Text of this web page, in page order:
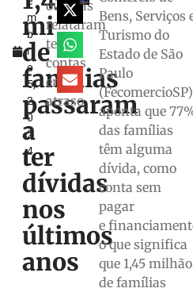
m
b
r
o
5,
2
0
2
4
mi
de
famílias
passaram
a
ter
dívidas
nos
últimos
anos
ouvidas
relataram
ter
contas
em
atraso
Bens, Serviços
Turismo do
Estado de São
Paulo
(FecomercioSP)
aponta que
das famílias
têm alguma
dívida, como
conta sem
pagar
e
o que significa
que 1,45 milhão
de famílias